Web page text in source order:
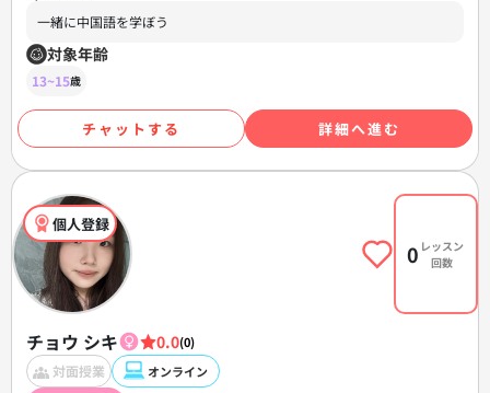
一緒に中国語を学ぼう
対象年齢
13~15歳
チャットする 詳細へ進む
個人登録
0 レッスン
回数
チョウ シキ 0.0(0)
対面授業 オンライン